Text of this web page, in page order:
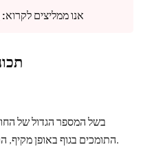
אנו ממליצים לקרוא:
בשל המספר הגדול של
התומכים בגוף באופן מקיף, הוא מוכר כשימושי מאוד ומומלץ לשימוש.